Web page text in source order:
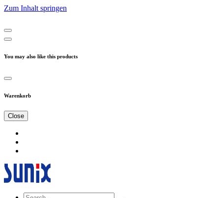
Zum Inhalt springen
You may also like this products
Warenkorb
Close